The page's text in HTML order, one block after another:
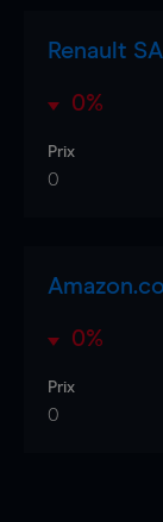
Renault
0%
Prix
0
0%
Prix
0